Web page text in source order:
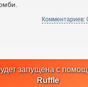
Комментариев:
запущена с
Ruffle